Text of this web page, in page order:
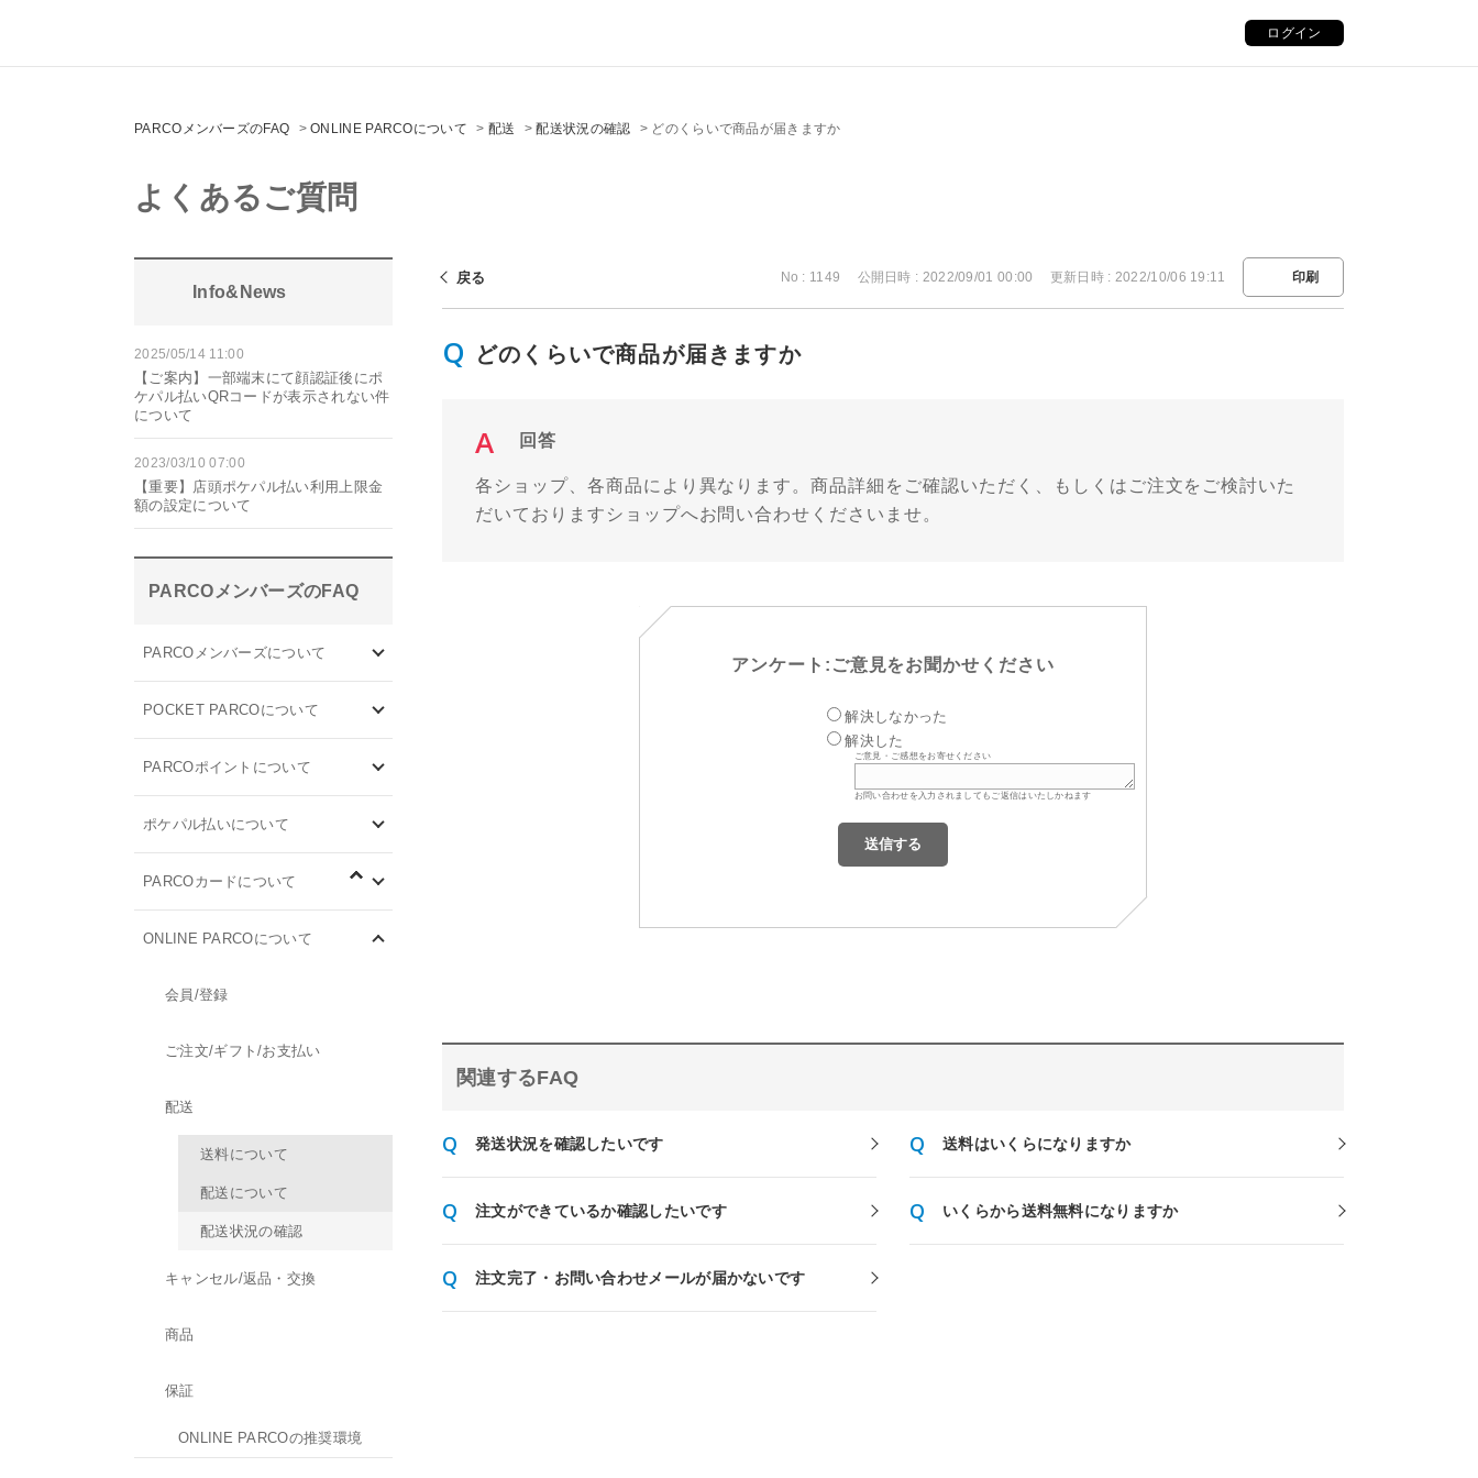
ログイン
PARCOメンバーズのFAQ >ONLINE PARCOについて > 配送 >配送状況の確認 > どのくらいで商品が届きますか
よくあるご質問
Info&News
2025/05/14 11:00
【ご案内】一部端末にて顔認証後にポ
ケパル払いQRコードが表示されない件
について
2023/03/10 07:00
【重要】店頭ポケパル払い利用上限金
額の設定について
PARCOメンバーズのFAQ
PARCOメンバーズについて
POCKET PARCOについて
PARCOポイントについて
ポケパル払いについて
PARCOカードについて
ONLINE PARCOについて
会員/登録
ご注文/ギフト/お支払い
配送
送料について
配送について
配送状況の確認
キャンセル/返品・交換
商品
保証
ONLINE PARCOの推奨環境
戻る No : 1149 公開日時 : 2022/09/01 00:00 更新日時 : 2022/10/06 19:11 印刷
どのくらいで商品が届きますか
回答
各ショップ、各商品により異なります。商品詳細をご確認いただく、もしくはご注文をご検討いた
だいておりますショップへお問い合わせくださいませ。
アンケート:ご意見をお聞かせください
解決しなかった
解決した
ご意見・ご感想をお寄せください
お問い合わせを入力されましてもご返信はいたしかねます
関連するFAQ
発送状況を確認したいです 送料はいくらになりますか
注文ができているか確認したいです いくらから送料無料になりますか
注文完了・お問い合わせメールが届かないです